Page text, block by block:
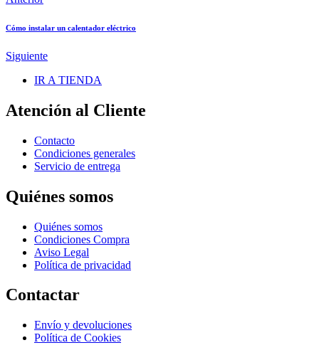
Cómo instalar un calentador eléctrico
Siguiente
IR A TIENDA
Atención al Cliente
Contacto
Condiciones generales
Servicio de entrega
Quiénes somos
Quiénes somos
Condiciones Compra
Aviso Legal
Política de privacidad
Contactar
Envío y devoluciones
Política de Cookies